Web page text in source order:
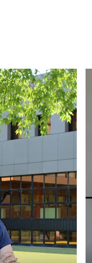
bei
wirklich
zu
und
ist.
dass
auf dem